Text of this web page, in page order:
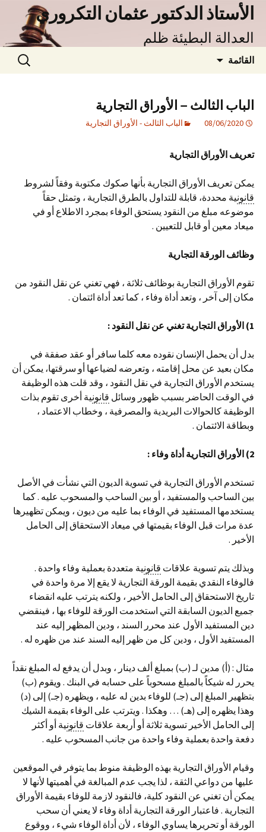
انتقل
المحتوى
الأستاذ الدكتور عثمان التكروري
العدالة البطيئة ظلم
القائمة
البحث
عن:
الباب الثالث – الأوراق التجارية
08/06/2020 الباب الثالث - الأوراق التجارية
تعريف الأوراق التجارية
يمكن تعريف الأوراق التجارية بأنها صكوك مكتوبة وفقاً لشروط
قانونية محددة، قابلة للتداول بالطرق التجارية ، وتمثل حقاً
موضوعه مبلغ من النقود يستحق الوفاء بمجرد الاطلاع أو في
ميعاد معين أو قابل للتعيين .
وظائف الورقة التجارية
تقوم الأوراق التجارية بوظائف ثلاثة ، فهي تغني عن نقل النقود من
مكان إلى آخر ، وتعد أداة وفاء ، كما تعد أداة ائتمان .
1) الأوراق التجارية تغني عن نقل النقود :
بدل أن يحمل الإنسان نقوده معه كلما سافر أو عقد صفقة في
مكان بعيد عن محل إقامته ، وتعرضه لضياعها أو سرقتها، يمكن أن
يستخدم الأوراق التجارية في نقل النقود ، وقد قلت هذه الوظيفة
في الوقت الحاضر بسبب ظهور وسائل قانونية أخرى تقوم بذات
الوظيفة كالحوالات البريدية والمصرفية ، وخطاب الاعتماد ،
وبطاقة الائتمان .
2) الأوراق التجارية أداة وفاء :
تستخدم الأوراق التجارية في تسوية الديون التي نشأت في الأصل
بين الساحب والمستفيد ، أو بين الساحب والمسحوب عليه . كما
يستخدمها المستفيد في الوفاء بما عليه من ديون ، ويمكن تظهيرها
عدة مرات قبل الوفاء بقيمتها في ميعاد الاستحقاق إلى الحامل
الأخير .
وبذلك يتم تسوية علاقات قانونية متعددة بعملية وفاء واحدة .
فالوفاء النقدي بقيمة الورقة التجارية لا يقع إلا مرة واحدة في
تاريخ الاستحقاق إلى الحامل الأخير ، ولكنه يترتب عليه انقضاء
جميع الديون السابقة التي استخدمت الورقة للوفاء بها ، فينقضي
دين المستفيد الأول عند محرر السند ، ودين المظهر إليه عند
المستفيد الأول ، ودين كل من ظهر إليه السند عند من ظهره له .
مثال : (أ) مدين لـ (ب) بمبلغ ألف دينار ، وبدل أن يدفع له المبلغ نقداً
يحرر له شيكاً بالمبلغ مسحوباً على حسابه في البنك . ويقوم (ب)
بتظهير المبلغ إلى (جـ) للوفاء بدين له عليه ، ويظهره (جـ) إلى (د)
وهذا يظهره إلى (هـ) … وهكذا . ويترتب على الوفاء بقيمة الشيك
إلى الحامل الأخير تسوية ثلاثة أو أربعة علاقات قانونية أو أكثر
دفعة واحدة بعملية وفاء واحدة من جانب المسحوب عليه .
وقيام الأوراق التجارية بهذه الوظيفة منوط بما يتوفر في الموقعين
عليها من دواعي الثقة ، لذا يجب عدم المبالغة في أهميتها لأنها لا
يمكن أن تغني عن النقود كلية، فالنقود لازمة للوفاء بقيمة الأوراق
التجارية . فاعتبار الورقة التجارية أداة وفاء لا يعني أن سحب
الورقة أو تحريرها يساوي الوفاء ، لأن أداة الوفاء شيء ، ووقوع